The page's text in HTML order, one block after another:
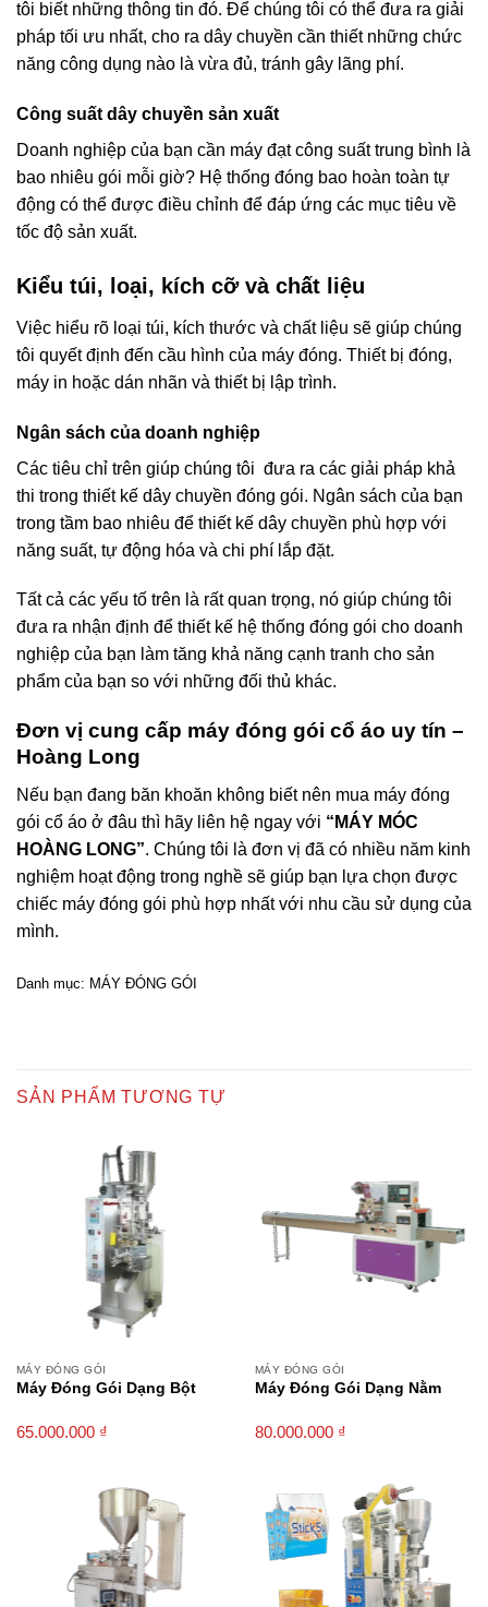
tôi biết những thông tin đó. Để chúng tôi có thể đưa ra giải
pháp tối ưu nhất, cho ra dây chuyền cần thiết những chức
năng công dụng nào là vừa đủ, tránh gây lãng phí.
Công suất dây chuyền sản xuất
Doanh nghiệp của bạn cần máy đạt công suất trung bình là
bao nhiêu gói mỗi giờ? Hệ thống đóng bao hoàn toàn tự
động có thể được điều chỉnh để đáp ứng các mục tiêu về
tốc độ sản xuất.
Kiểu túi, loại, kích cỡ và chất liệu
Việc hiểu rõ loại túi, kích thước và chất liệu sẽ giúp chúng
tôi quyết định đến cầu hình của máy đóng. Thiết bị đóng,
máy in hoặc dán nhãn và thiết bị lập trình.
Ngân sách của doanh nghiệp
Các tiêu chỉ trên giúp chúng tôi đưa ra các giải pháp khả
thi trong thiết kế dây chuyền đóng gói. Ngân sách của bạn
trong tầm bao nhiêu để thiết kế dây chuyền phù hợp với
năng suất, tự động hóa và chi phí lắp đặt.
Tất cả các yếu tố trên là rất quan trọng, nó giúp chúng tôi
đưa ra nhận định để thiết kế hệ thống đóng gói cho doanh
nghiệp của bạn làm tăng khả năng cạnh tranh cho sản
phẩm của bạn so với những đối thủ khác.
Đơn vị cung cấp máy đóng gói cổ áo uy tín –
Hoàng Long
Nếu bạn đang băn khoăn không biết nên mua máy đóng
gói cổ áo ở đâu thì hãy liên hệ ngay với “MÁY MÓC
HOÀNG LONG”. Chúng tôi là đơn vị đã có nhiều năm kinh
nghiệm hoạt động trong nghề sẽ giúp bạn lựa chọn được
chiếc máy đóng gói phù hợp nhất với nhu cầu sử dụng của
mình.
Danh mục: MÁY ĐÓNG GÓI
SẢN PHẨM TƯƠNG TỰ
MÁY ĐÓNG GÓI
Máy Đóng Gói Dạng Bột
65.000.000 ₫
MÁY ĐÓNG GÓI
Máy Đóng Gói Dạng Nằm
80.000.000 ₫